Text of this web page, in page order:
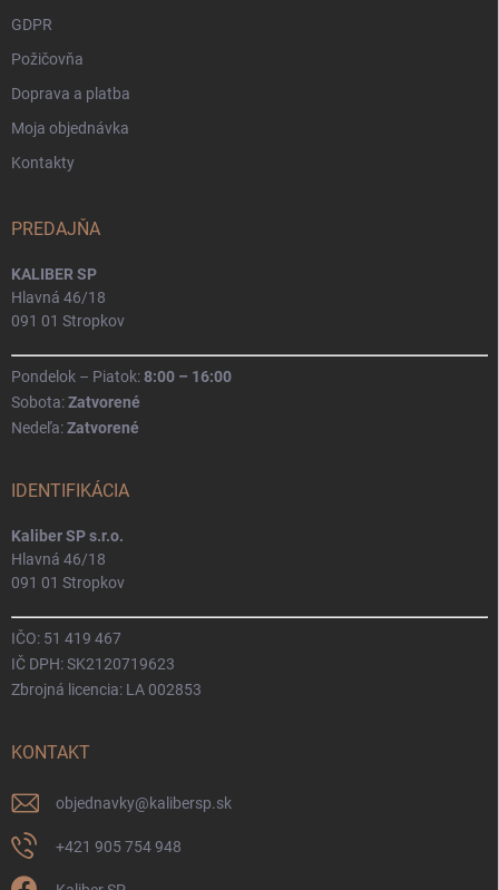
GDPR
Požičovňa
Doprava a platba
Moja objednávka
Kontakty
PREDAJŇA
KALIBER SP
Hlavná 46/18
091 01 Stropkov
Pondelok – Piatok:8:00 – 16:00
Sobota:Zatvorené
Nedeľa:Zatvorené
IDENTIFIKÁCIA
Kaliber SP s.r.o.
Hlavná 46/18
091 01 Stropkov
IČO: 51 419 467
IČ DPH: SK2120719623
Zbrojná licencia: LA 002853
KONTAKT
objednavky@kalibersp.sk
+421 905 754 948